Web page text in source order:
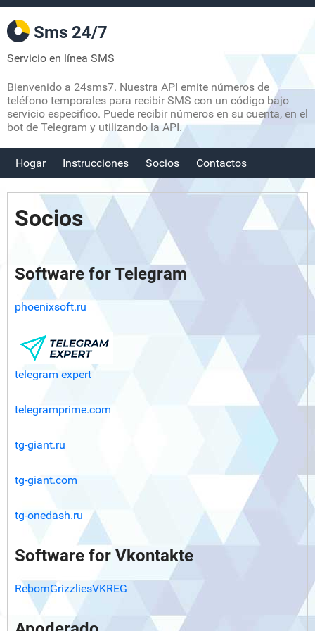
Sms 24/7
Servicio en línea SMS
Bienvenido a 24sms7. Nuestra API emite números de
teléfono temporales para recibir SMS con un código bajo
servicio especifico. Puede recibir números en su cuenta, en el
bot de Telegram y utilizando la API.
Hogar Instrucciones Socios Contactos
Socios
Software for Telegram
phoenixsoft.ru
telegram expert
telegramprime.com
tg-giant.ru
tg-giant.com
tg-onedash.ru
Software for Vkontakte
RebornGrizzliesVKREG